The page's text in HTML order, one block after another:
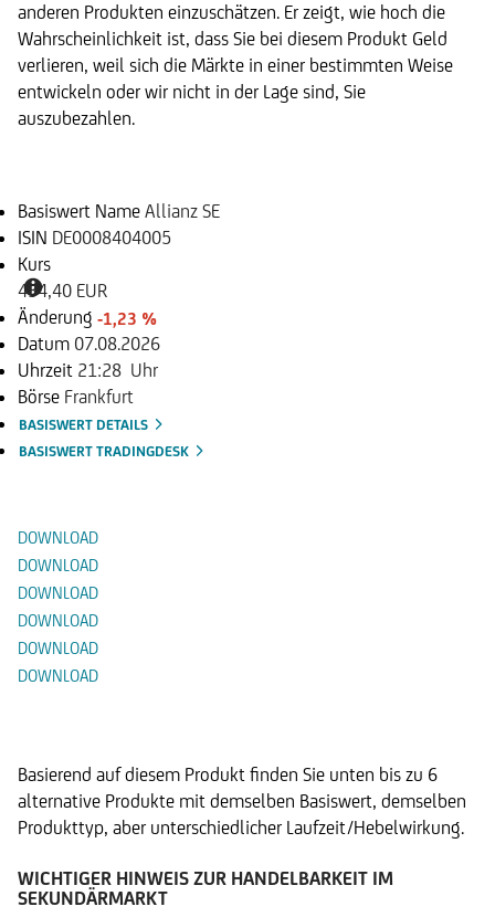
anderen Produkten einzuschätzen. Er zeigt, wie hoch die
Wahrscheinlichkeit ist, dass Sie bei diesem Produkt Geld
verlieren, weil sich die Märkte in einer bestimmten Weise
entwickeln oder wir nicht in der Lage sind, Sie
auszubezahlen.
Basiswert Name Allianz SE
ISIN DE0008404005
Kurs
434,40 EUR
Änderung -1,23 %
Datum 07.08.2026
Uhrzeit 21:28 Uhr
Börse Frankfurt
BASISWERT DETAILS
BASISWERT TRADINGDESK
DOWNLOAD
DOWNLOAD
DOWNLOAD
DOWNLOAD
DOWNLOAD
DOWNLOAD
Basierend auf diesem Produkt finden Sie unten bis zu 6
alternative Produkte mit demselben Basiswert, demselben
Produkttyp, aber unterschiedlicher Laufzeit/Hebelwirkung.
WICHTIGER HINWEIS ZUR HANDELBARKEIT IM
SEKUNDÄRMARKT